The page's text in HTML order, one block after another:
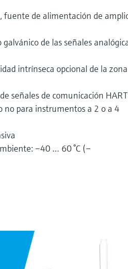
fuente de alimentación de
de las señales
intrínseca opcional de la zona
señales de comunicación
no para instrumentos a 2 o a 4
–40 … 60 °C (–